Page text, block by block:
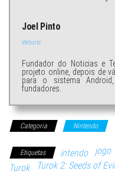
Joel Pinto
Website
Fundador do Noticias e
projeto online, depois de
para o sistema
fundadores.
Categoria Nintendo
Etiquetas intendo jogo
Turok
Turok 2: Seeds of Evil